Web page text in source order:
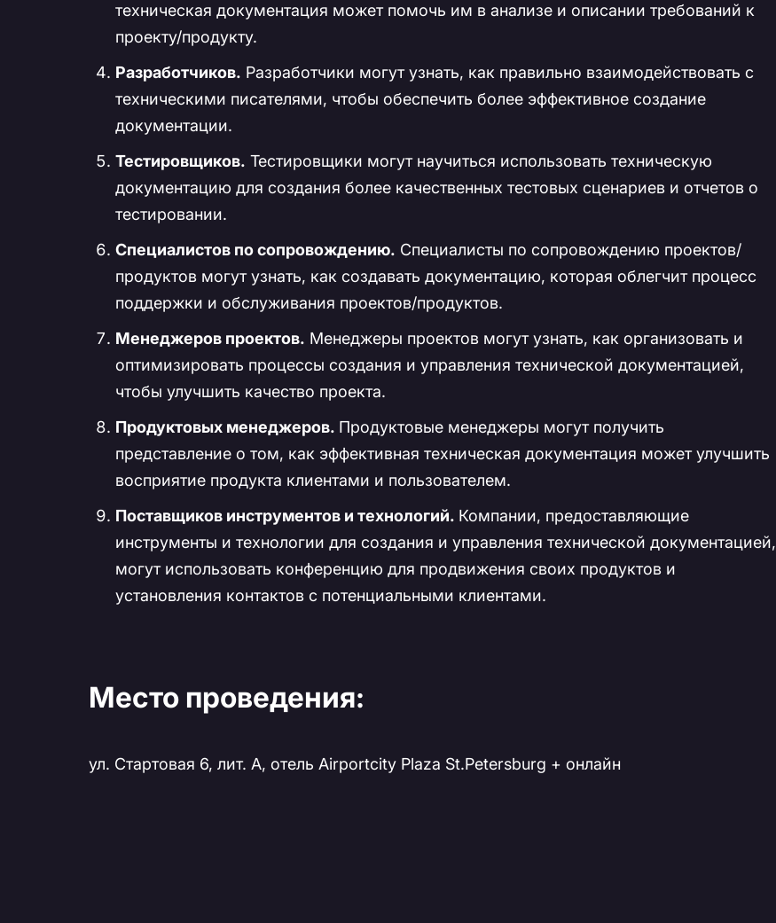
техническая документация может помочь им в анализе и описании требований к
проекту/продукту.
Разработчиков. Разработчики могут узнать, как правильно взаимодействовать с
техническими писателями, чтобы обеспечить более эффективное создание
документации.
Тестировщиков. Тестировщики могут научиться использовать техническую
документацию для создания более качественных тестовых сценариев и отчетов о
тестировании.
Специалистов по сопровождению. Специалисты по сопровождению проектов/
продуктов могут узнать, как создавать документацию, которая облегчит процесс
поддержки и обслуживания проектов/продуктов.
Менеджеров проектов. Менеджеры проектов могут узнать, как организовать и
оптимизировать процессы создания и управления технической документацией,
чтобы улучшить качество проекта.
Продуктовых менеджеров. Продуктовые менеджеры могут получить
представление о том, как эффективная техническая документация может улучшить
восприятие продукта клиентами и пользователем.
Поставщиков инструментов и технологий. Компании, предоставляющие
инструменты и технологии для создания и управления технической документацией,
могут использовать конференцию для продвижения своих продуктов и
установления контактов с потенциальными клиентами.
Место проведения:
ул. Стартовая 6, лит. А, отель Airportcity Plaza St.Petersburg + онлайн